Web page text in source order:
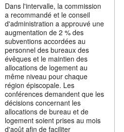
Dans l'intervalle, la commission
a recommandé et le conseil
d'administration a approuvé une
augmentation de 2 % des
subventions accordées au
personnel des bureaux des
évêques et le maintien des
allocations de logement au
même niveau pour chaque
région épiscopale. Les
conférences demandent que les
décisions concernant les
allocations de bureau et de
logement soient prises au mois
d'août afin de faciliter